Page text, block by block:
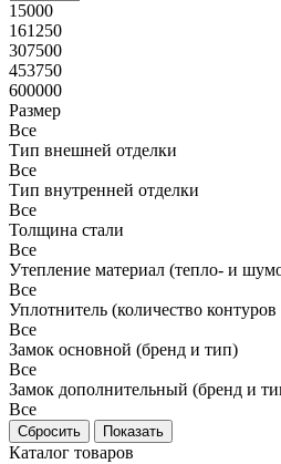
15000
161250
307500
453750
600000
Размер
Все
Тип внешней отделки
Все
Тип внутренней отделки
Все
Толщина стали
Все
Утепление материал (тепло- и
Все
Уплотнитель (количество
Все
Замок основной (бренд и тип)
Все
Замок дополнительный (бренд и
Все
Каталог товаров